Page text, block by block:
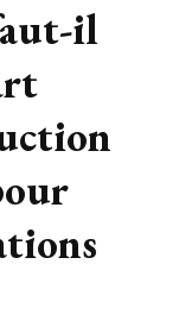
il